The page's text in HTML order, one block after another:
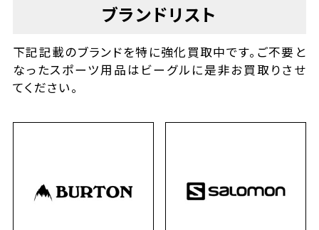
ブランドリスト
下記記載のブランドを特に強化買取中です。ご不要と
なったスポーツ用品はビーグルに是非お買取りさせ
てください。